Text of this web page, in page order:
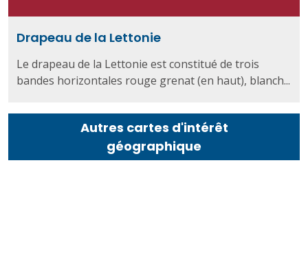
Drapeau de la Lettonie
Le drapeau de la Lettonie est constitué de trois
bandes horizontales rouge grenat (en haut), blanch...
Autres cartes d'intérêt
géographique